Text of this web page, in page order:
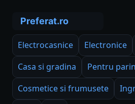
Electrocasnice Electronice
Casa si gradina
Pentru
Cosmetice si frumusete